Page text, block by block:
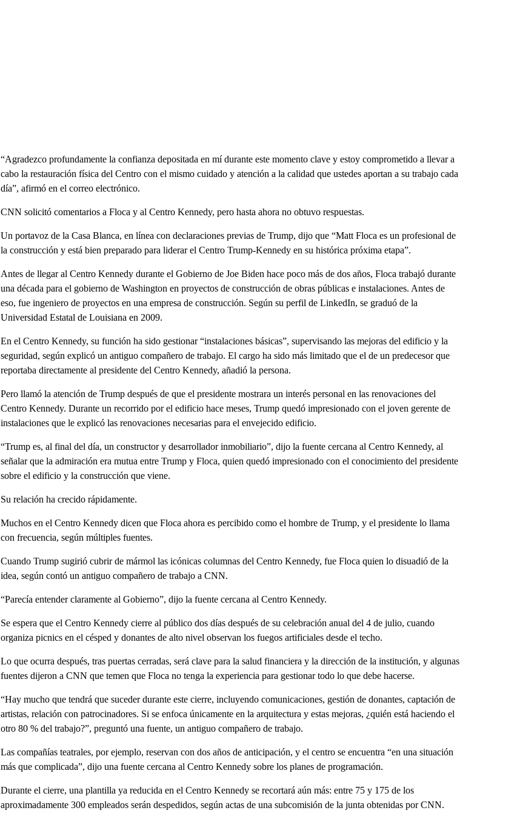
“Agradezco profundamente la confianza depositada en mí durante este momento clave y estoy comprometido a llevar a
cabo la restauración física del Centro con el mismo cuidado y atención a la calidad que ustedes aportan a su trabajo cada
día”, afirmó en el correo electrónico.
CNN solicitó comentarios a Floca y al Centro Kennedy, pero hasta ahora no obtuvo respuestas.
Un portavoz de la Casa Blanca, en línea con declaraciones previas de Trump, dijo que “Matt Floca es un profesional de
la construcción y está bien preparado para liderar el Centro Trump-Kennedy en su histórica próxima etapa”.
Antes de llegar al Centro Kennedy durante el Gobierno de Joe Biden hace poco más de dos años, Floca trabajó durante
una década para el gobierno de Washington en proyectos de construcción de obras públicas e instalaciones. Antes de
eso, fue ingeniero de proyectos en una empresa de construcción. Según su perfil de LinkedIn, se graduó de la
Universidad Estatal de Louisiana en 2009.
En el Centro Kennedy, su función ha sido gestionar “instalaciones básicas”, supervisando las mejoras del edificio y la
seguridad, según explicó un antiguo compañero de trabajo. El cargo ha sido más limitado que el de un predecesor que
reportaba directamente al presidente del Centro Kennedy, añadió la persona.
Pero llamó la atención de Trump después de que el presidente mostrara un interés personal en las renovaciones del
Centro Kennedy. Durante un recorrido por el edificio hace meses, Trump quedó impresionado con el joven gerente de
instalaciones que le explicó las renovaciones necesarias para el envejecido edificio.
“Trump es, al final del día, un constructor y desarrolladorinmobiliario”, dijo la fuente cercana al Centro Kennedy, al
señalar que la admiración era mutua entre Trump y Floca, quien quedó impresionado con el conocimiento del presidente
sobre el edificio y la construcción que viene.
Su relación ha crecido rápidamente.
Muchos en el Centro Kennedy dicen que Floca ahora es percibido como el hombre de Trump, y el presidente lo llama
con frecuencia, según múltiples fuentes.
Cuando Trump sugirió cubrir de mármol las icónicas columnas del Centro Kennedy, fue Floca quien lo disuadió de la
idea, según contó un antiguo compañero de trabajo a CNN.
“Parecía entender claramente al Gobierno”, dijo la fuente cercana al Centro Kennedy.
Se espera que el Centro Kennedy cierre al público dos días después de su celebración anual del 4 de julio, cuando
organiza picnics en el césped y donantes de alto nivel observan los fuegos artificiales desde el techo.
Lo que ocurra después, tras puertas cerradas, será clave para la salud financiera y la dirección de la institución, y algunas
fuentes dijeron a CNN que temen que Floca no tenga la experiencia para gestionar todo lo que debe hacerse.
“Hay mucho que tendrá que suceder durante este cierre, incluyendo comunicaciones, gestión de donantes, captación de
artistas, relación con patrocinadores. Si se enfoca únicamente en la arquitectura y estas mejoras, ¿quién está haciendo el
otro 80 % del trabajo?”, preguntó una fuente, un antiguo compañero de trabajo.
Las compañías teatrales, por ejemplo, reservan con dos años de anticipación, y el centro se encuentra “en una situación
más que complicada”, dijo una fuente cercana al Centro Kennedy sobre los planes de programación.
Durante el cierre, una plantilla ya reducida en el Centro Kennedy se recortará aún más: entre 75 y 175 de los
aproximadamente 300 empleados serán despedidos, según actas de una subcomisión de la junta obtenidas por CNN.